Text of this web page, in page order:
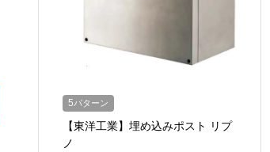
5パターン
【東洋工業】埋め込みポスト リプ
ノ